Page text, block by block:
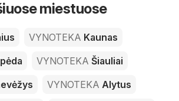
miestuose
VYNOTEKA Kaunas
VYNOTEKA Šiauliai
VYNOTEKA Alytus